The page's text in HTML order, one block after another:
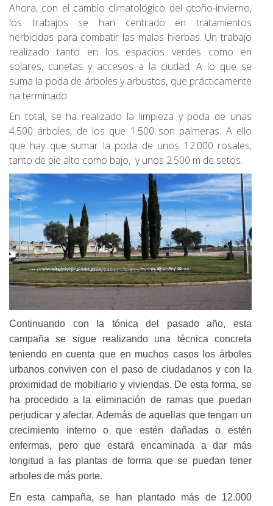
Ahora, con el cambio climatológico del otoño-invierno,
los trabajos se han centrado en tratamientos
herbicidas para combatir las malas hierbas. Un trabajo
realizado tanto en los espacios verdes como en
solares, cunetas y accesos a la ciudad. A lo que se
suma la poda de árboles y arbustos, que prácticamente
ha terminado.
En total, se ha realizado la limpieza y poda de unas
4.500 árboles, de los que 1.500 son palmeras. A ello
que hay que sumar la poda de unos 12.000 rosales,
tanto de pie alto como bajo, y unos 2.500 m de setos.
Continuando con la tónica del pasado año, esta
campaña se sigue realizando una técnica concreta
teniendo en cuenta que en muchos casos los árboles
urbanos conviven con el paso de ciudadanos y con la
proximidad de mobiliario y viviendas. De esta forma, se
ha procedido a la eliminación de ramas que puedan
perjudicar y afectar. Además de aquellas que tengan un
crecimiento interno o que estén dañadas o estén
enfermas, pero que estará encaminada a dar más
longitud a las plantas de forma que se puedan tener
arboles de más porte.
En esta campaña, se han plantado más de 12.000